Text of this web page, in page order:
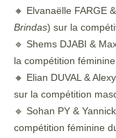
🔸 Elvanaëlle FARGE
Brindas) sur la
🔹 Shems DJABI &
la compétition
🔸 Elian DUVAL &
sur la compétition
🔹 Sohan PY &
compétition féminine